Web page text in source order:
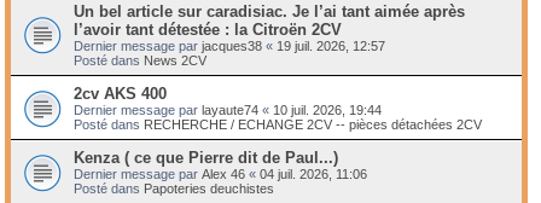
Un bel article sur caradisiac. Je l’ai tant aimée après
l’avoir tant détestée : la Citroën 2CV
Dernier message par jacques38 « 19 juil. 2026, 12:57
Posté dans News 2CV
2cv AKS 400
Dernier message par layaute74 « 10 juil. 2026, 19:44
Posté dans RECHERCHE / ECHANGE 2CV -- pièces détachées 2CV
Kenza ( ce que Pierre dit de Paul...)
Dernier message par Alex 46 « 04 juil. 2026, 11:06
Posté dans Papoteries deuchistes